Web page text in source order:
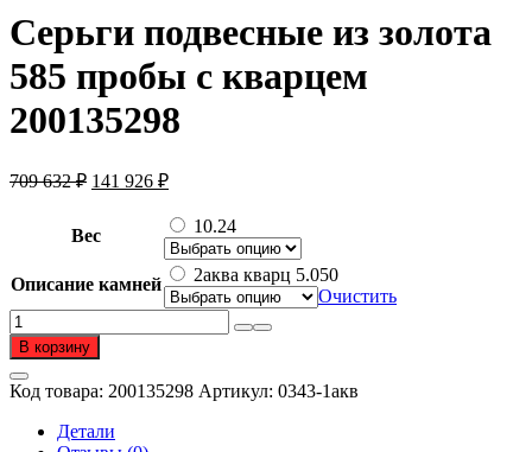
Серьги подвесные из золота
585 пробы с кварцем
200135298
709 632₽ Первоначальная
составляла
709
141 926 ₽Текущая
141
926 ₽.
Вес 10.24
Описание камней
2аква кварц 5.050
Очистить
Количество
товара
Серьги
подвесные
из
золота
В корзину
Код товара: 200135298 Артикул: 0343-1акв
Детали